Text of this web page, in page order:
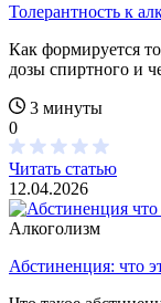
Толерантность к
Как формируется
дозы спиртного и
3 минуты
0
Читать статью
12.04.2026
Алкоголизм
Абстиненция: что